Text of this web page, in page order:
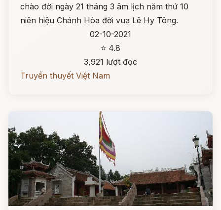
chào đời ngày 21 tháng 3 âm lịch năm thứ 10
niên hiệu Chánh Hòa đời vua Lê Hy Tông.
02-10-2021
⭐ 4.8
3,921 lượt đọc
Truyền thuyết Việt Nam